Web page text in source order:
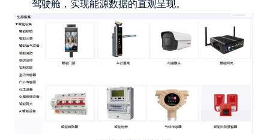
驾驶舱，实现能源数据的直观呈现。